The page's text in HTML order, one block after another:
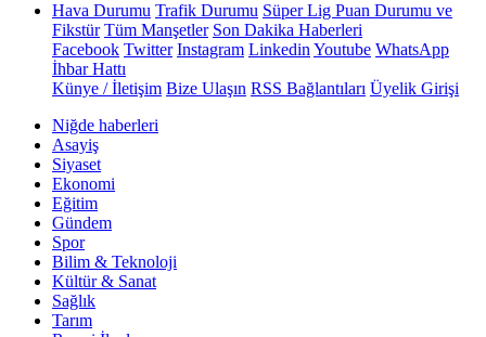
Hava Durumu Trafik Durumu Süper Lig Puan Durumu ve
Fikstür Tüm Manşetler Son Dakika Haberleri
Facebook Twitter Instagram Linkedin Youtube WhatsApp
İhbar Hattı
Künye / İletişim Bize Ulaşın RSS Bağlantıları Üyelik Girişi
Niğde haberleri
Asayiş
Siyaset
Ekonomi
Eğitim
Gündem
Spor
Bilim & Teknoloji
Kültür & Sanat
Sağlık
Tarım